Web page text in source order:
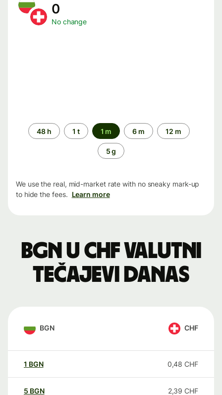
0
No change
Time
period
48 h 1 t 1 m 6 m 12 m
5 g
We use the real, mid-market rate with no sneaky mark-up
to hide the fees. Learn more
BGN u CHF valutni
tečajevi danas
BGN CHF
1 BGN 0,48 CHF
5 BGN 2,39 CHF